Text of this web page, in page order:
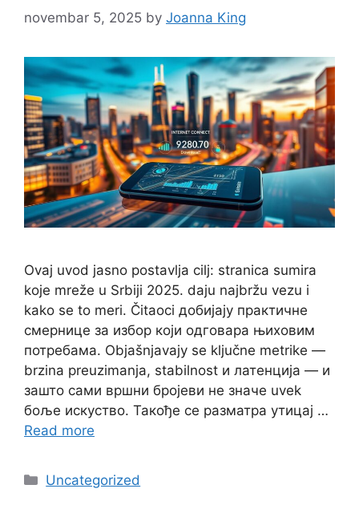
novembar 5, 2025 by Joanna King
Ovaj uvod jasno postavlja cilj: stranica sumira
koje mreže u Srbiji 2025. daju najbržu vezu i
kako se to meri. Čitaoci добијају практичне
смернице за избор који одговара њиховим
потребама. Objašnjavaју se ključne metrike —
brzina preuzimanja, stabilnost и латенција — и
зашто сами вршни бројеви не значе uvek
боље искуство. Такође се разматра утицај …
Read more
Categories
Uncategorized